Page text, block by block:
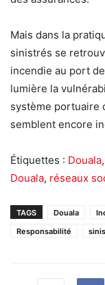
Mais dans la
sinistrés se
incendie au port
lumière la
système portuaire
semblent encore
Étiquettes : Douala,
Douala, réseaux
TAGS Douala
Responsabilité